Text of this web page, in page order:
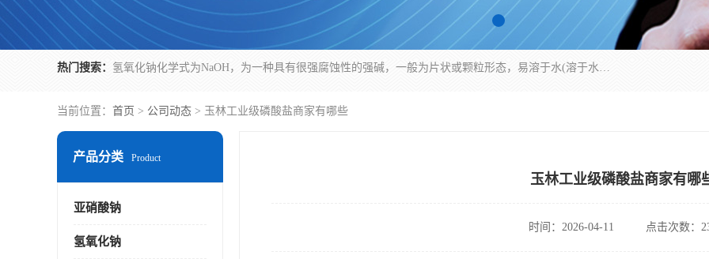
热门搜索： 氢氧化钠化学式为NaOH，为一种具有很强腐蚀性的强碱，一般为片状或颗粒形态，易溶于水(溶于水时放热)并形成碱性溶液，另有潮解性，易吸取空气中的水蒸气(潮解)和(变质)。NaOH是化学实验室其中一种必备的化学品，亦为常见的化工品之一。纯品是无色透明的晶体。密度2.130g/cm3。熔点318.4℃。沸点1390℃。工业品含有少量的氯化和碳酸，是白色不透明的晶体。
当前位置： 首页 > 公司动态 > 玉林工业级磷酸盐商家有哪些
产品分类 Product
亚硝酸钠
氢氧化钠
玉林工业级磷酸盐商家有哪
时间：2026-04-11 点击次数：